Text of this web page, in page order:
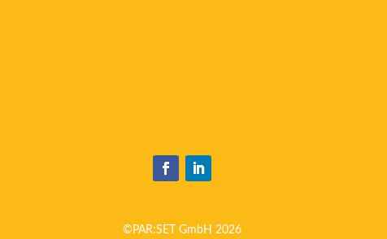
©PAR:SET GmbH 2026